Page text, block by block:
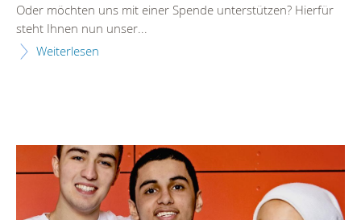
Oder möchten uns mit einer Spende unterstützen? Hierfür
steht Ihnen nun unser...
Weiterlesen